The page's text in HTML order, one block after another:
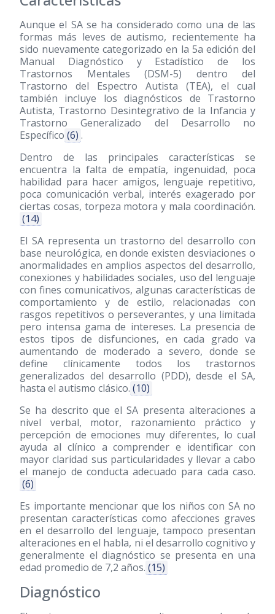
Aunque el SA se ha considerado como una de las
formas más leves de autismo, recientemente ha
sido nuevamente categorizado en la 5a edición del
Manual Diagnóstico y Estadístico de los
Trastornos Mentales (DSM-5) dentro del
Trastorno del Espectro Autista (TEA), el cual
también incluye los diagnósticos de Trastorno
Autista, Trastorno Desintegrativo de la Infancia y
Trastorno Generalizado del Desarrollo no
Específico (6) .
Dentro de las principales características se
encuentra la falta de empatía, ingenuidad, poca
habilidad para hacer amigos, lenguaje repetitivo,
poca comunicación verbal, interés exagerado por
ciertas cosas, torpeza motora y mala coordinación.
(14)
El SA representa un trastorno del desarrollo con
base neurológica, en donde existen desviaciones o
anormalidades en amplios aspectos del desarrollo,
conexiones y habilidades sociales, uso del lenguaje
con fines comunicativos, algunas características de
comportamiento y de estilo, relacionadas con
rasgos repetitivos o perseverantes, y una limitada
pero intensa gama de intereses. La presencia de
estos tipos de disfunciones, en cada grado va
aumentando de moderado a severo, donde se
define clínicamente todos los trastornos
generalizados del desarrollo (PDD), desde el SA,
hasta el autismo clásico. (10)
Se ha descrito que el SA presenta alteraciones a
nivel verbal, motor, razonamiento práctico y
percepción de emociones muy diferentes, lo cual
ayuda al clínico a comprender e identificar con
mayor claridad sus particularidades y llevar a cabo
el manejo de conducta adecuado para cada caso.
(6)
Es importante mencionar que los niños con SA no
presentan características como afecciones graves
en el desarrollo del lenguaje, tampoco presentan
alteraciones en el habla, ni el desarrollo cognitivo y
generalmente el diagnóstico se presenta en una
edad promedio de 7,2 años. (15)
Diagnóstico